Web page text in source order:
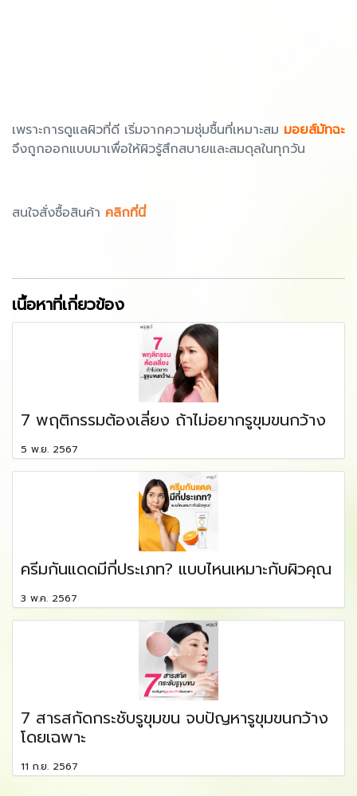
เพราะการดูแลผิวที่ดี เริ่มจากความชุ่มชื้นที่เหมาะสม มอยส์มัทฉะ
จึงถูกออกแบบมาเพื่อให้ผิวรู้สึกสบายและสมดุลในทุกวัน
สนใจสั่งซื้อสินค้า คลิกที่นี่
เนื้อหาที่เกี่ยวข้อง
7 พฤติกรรมต้องเลี่ยง ถ้าไม่อยากรูขุมขนกว้าง
5 พ.ย. 2567
ครีมกันแดดมีกี่ประเภท? แบบไหนเหมาะกับผิวคุณ
3 พ.ค. 2567
7 สารสกัดกระชับรูขุมขน จบปัญหารูขุมขนกว้าง
โดยเฉพาะ
11 ก.ย. 2567